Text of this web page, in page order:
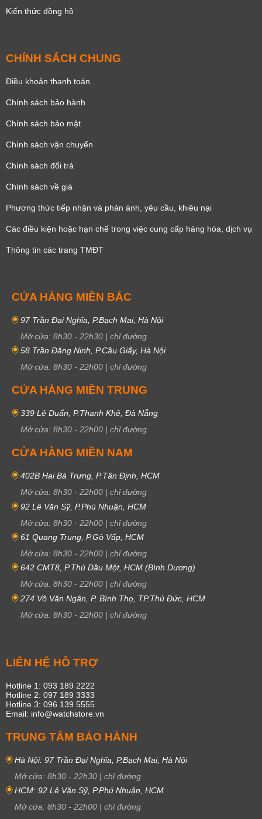
Kiến thức đồng hồ
CHÍNH SÁCH CHUNG
Điều khoản thanh toán
Chính sách bảo hành
Chính sách bảo mật
Chính sách vận chuyển
Chính sách đổi trả
Chính sách về giá
Phương thức tiếp nhận và phản ánh, yêu cầu, khiêu nại
Các điều kiện hoặc hạn chế trong việc cung cấp hàng hóa, dịch vụ
Thông tin các trang TMĐT
CỬA HÀNG MIỀN BẮC
97 Trần Đại Nghĩa, P.Bạch Mai, Hà Nội
Mở cửa: 8h30 - 22h30 | chỉ đường
58 Trần Đăng Ninh, P.Cầu Giấy, Hà Nội
Mở cửa: 8h30 - 22h00 | chỉ đường
CỬA HÀNG MIỀN TRUNG
339 Lê Duẩn, P.Thanh Khê, Đà Nẵng
Mở cửa: 8h30 - 22h00 | chỉ đường
CỬA HÀNG MIỀN NAM
402B Hai Bà Trưng, P.Tân Định, HCM
Mở cửa: 8h30 - 22h00 | chỉ đường
92 Lê Văn Sỹ, P.Phú Nhuận, HCM
Mở cửa: 8h30 - 22h00 | chỉ đường
61 Quang Trung, P.Gò Vấp, HCM
Mở cửa: 8h30 - 22h00 | chỉ đường
642 CMT8, P.Thủ Dầu Một, HCM (Bình Dương)
Mở cửa: 8h30 - 22h00 | chỉ đường
274 Võ Văn Ngân, P. Bình Thọ, TP.Thủ Đức, HCM
Mở cửa: 8h30 - 22h00 | chỉ đường
LIÊN HỆ HỖ TRỢ
Hotline 1: 093 189 2222
Hotline 2: 097 189 3333
Hotline 3: 096 139 5555
Email: info@watchstore.vn
TRUNG TÂM BẢO HÀNH
Hà Nội: 97 Trần Đại Nghĩa, P.Bạch Mai, Hà Nội
Mở cửa: 8h30 - 22h30 | chỉ đường
HCM: 92 Lê Văn Sỹ, P.Phú Nhuận, HCM
Mở cửa: 8h30 - 22h00 | chỉ đường